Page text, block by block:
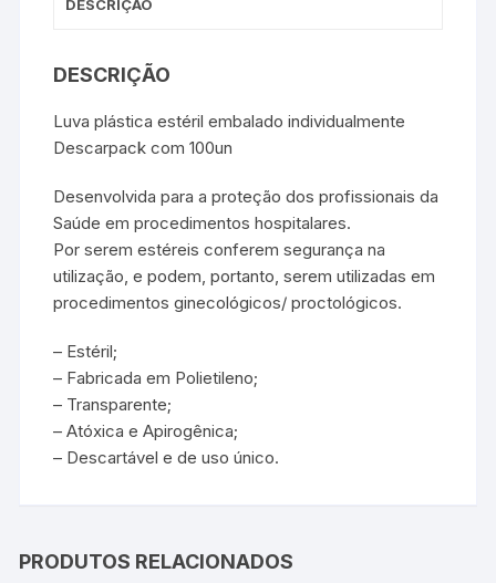
DESCRIÇÃO
DESCRIÇÃO
Luva plástica estéril embalado individualmente
Descarpack com 100un
Desenvolvida para a proteção dos profissionais da
Saúde em procedimentos hospitalares.
Por serem estéreis conferem segurança na
utilização, e podem, portanto, serem utilizadas em
procedimentos ginecológicos/ proctológicos.
– Estéril;
– Fabricada em Polietileno;
– Transparente;
– Atóxica e Apirogênica;
– Descartável e de uso único.
PRODUTOS RELACIONADOS